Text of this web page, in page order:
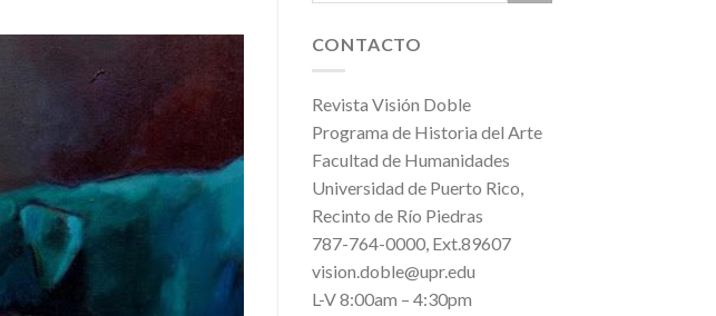
CONTACTO
Revista Visión Doble
Programa de Historia del Arte
Facultad de Humanidades
Universidad de Puerto Rico,
Recinto de Río Piedras
787-764-0000, Ext.89607
vision.doble@upr.edu
L-V 8:00am – 4:30pm